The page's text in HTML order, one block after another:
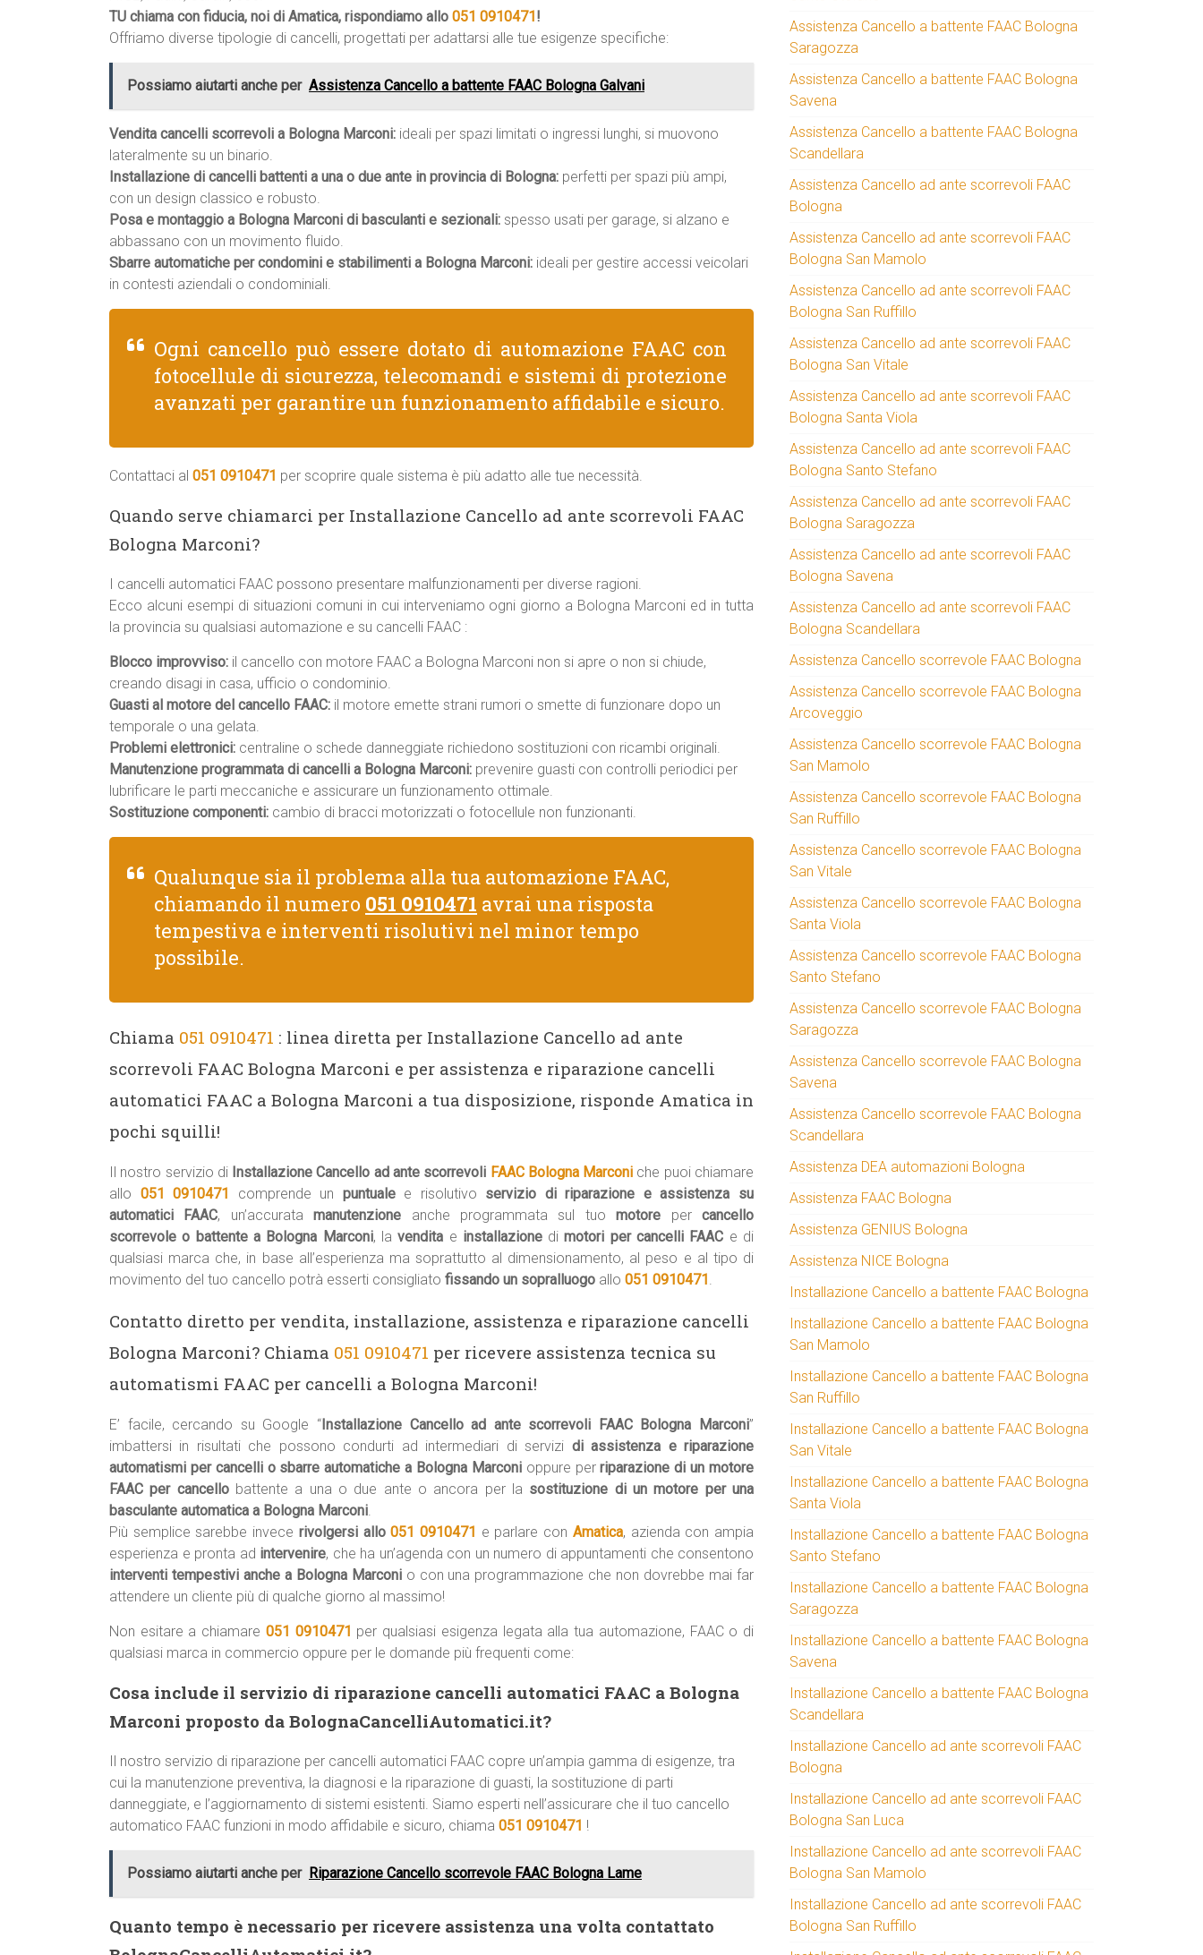
TU chiama con fiducia, noi di Amatica, rispondiamo allo 051 0910471!
Offriamo diverse tipologie di cancelli, progettati per adattarsi alle tue esigenze specifiche:
Possiamo aiutarti anche per Assistenza Cancello a battente FAAC Bologna Galvani
Vendita cancelli scorrevoli a Bologna Marconi: ideali per spazi limitati o ingressi lunghi, si muovono
lateralmente su un binario.
Installazione di cancelli battenti a una o due ante in provincia di Bologna: perfetti per spazi più ampi,
con un design classico e robusto.
Posa e montaggio a Bologna Marconi di basculanti e sezionali: spesso usati per garage, si alzano e
abbassano con un movimento fluido.
Sbarre automatiche per condomini e stabilimenti a Bologna Marconi: ideali per gestire accessi veicolari
in contesti aziendali o condominiali.
Ogni cancello può essere dotato di automazione FAAC con
fotocellule di sicurezza, telecomandi e sistemi di protezione
avanzati per garantire un funzionamento affidabile e sicuro.
Contattaci al 051 0910471 per scoprire quale sistema è più adatto alle tue necessità.
Quando serve chiamarci per Installazione Cancello ad ante scorrevoli FAAC
Bologna Marconi?
I cancelli automatici FAAC possono presentare malfunzionamenti per diverse ragioni.
Ecco alcuni esempi di situazioni comuni in cui interveniamo ogni giorno a Bologna Marconi ed in tutta
la provincia su qualsiasi automazione e su cancelli FAAC :
Blocco improvviso: il cancello con motore FAAC a Bologna Marconi non si apre o non si chiude,
creando disagi in casa, ufficio o condominio.
Guasti al motore del cancello FAAC: il motore emette strani rumori o smette di funzionare dopo un
temporale o una gelata.
Problemi elettronici: centraline o schede danneggiate richiedono sostituzioni con ricambi originali.
Manutenzione programmata di cancelli a Bologna Marconi: prevenire guasti con controlli periodici per
lubrificare le parti meccaniche e assicurare un funzionamento ottimale.
Sostituzione componenti: cambio di bracci motorizzati o fotocellule non funzionanti.
Qualunque sia il problema alla tua automazione FAAC,
chiamando il numero 051 0910471 avrai una risposta
tempestiva e interventi risolutivi nel minor tempo
possibile.
Chiama 051 0910471 : linea diretta per Installazione Cancello ad ante
scorrevoli FAAC Bologna Marconi e per assistenza e riparazione cancelli
automatici FAAC a Bologna Marconi a tua disposizione, risponde Amatica in
pochi squilli!
Il nostro servizio di Installazione Cancello ad ante scorrevoli FAAC Bologna Marconi che puoi chiamare
allo 051 0910471 comprende un puntualee risolutivo servizio di riparazione e assistenza su
automatici FAAC, un’accuratamanutenzione anche programmata sul tuomotore percancello
scorrevole o battente a Bologna Marconi, lavendita e installazionedimotori per cancelli FAAC e di
qualsiasi marca che, in base all’esperienza ma soprattutto al dimensionamento, al peso e al tipo di
movimento del tuo cancello potrà esserti consigliato fissando un sopralluogo allo 051 0910471.
Contatto diretto per vendita, installazione, assistenza e riparazione cancelli
Bologna Marconi? Chiama 051 0910471 per ricevere assistenza tecnica su
automatismi FAAC per cancelli a Bologna Marconi!
E’ facile, cercando su Google “Installazione Cancello ad ante scorrevoli FAAC Bologna Marconi”
imbattersi in risultati che possono condurti ad intermediari di servizi di assistenza e riparazione
automatismi per cancelli o sbarre automatiche a Bologna Marconi oppure perriparazione di un motore
FAAC per cancellobattente a una o due ante o ancora per la sostituzione di un motore per una
basculante automatica a Bologna Marconi.
Più semplice sarebbe invece rivolgersi allo051 0910471 e parlare con Amatica, azienda con ampia
esperienza e pronta ad intervenire, che ha un’agenda con un numero di appuntamenti che consentono
interventi tempestivi anche a Bologna Marconi o con una programmazione che non dovrebbe mai far
attendere un cliente più di qualche giorno al massimo!
Non esitare a chiamare 051 0910471 per qualsiasi esigenza legata alla tua automazione, FAAC o di
qualsiasi marca in commercio oppure per le domande più frequenti come:
Cosa include il servizio di riparazione cancelli automatici FAAC a Bologna
Marconi proposto da BolognaCancelliAutomatici.it?
Il nostro servizio di riparazione per cancelli automatici FAAC copre un’ampia gamma di esigenze, tra
cui la manutenzione preventiva, la diagnosi e la riparazione di guasti, la sostituzione di parti
danneggiate, e l’aggiornamento di sistemi esistenti. Siamo esperti nell’assicurare che il tuo cancello
automatico FAAC funzioni in modo affidabile e sicuro, chiama 051 0910471 !
Possiamo aiutarti anche per Riparazione Cancello scorrevole FAAC Bologna Lame
Quanto tempo è necessario per ricevere assistenza una volta contattato
Assistenza Cancello a battente FAAC Bologna
Saragozza
Assistenza Cancello a battente FAAC Bologna
Savena
Assistenza Cancello a battente FAAC Bologna
Scandellara
Assistenza Cancello ad ante scorrevoli FAAC
Bologna
Assistenza Cancello ad ante scorrevoli FAAC
Bologna San Mamolo
Assistenza Cancello ad ante scorrevoli FAAC
Bologna San Ruffillo
Assistenza Cancello ad ante scorrevoli FAAC
Bologna San Vitale
Assistenza Cancello ad ante scorrevoli FAAC
Bologna Santa Viola
Assistenza Cancello ad ante scorrevoli FAAC
Bologna Santo Stefano
Assistenza Cancello ad ante scorrevoli FAAC
Bologna Saragozza
Assistenza Cancello ad ante scorrevoli FAAC
Bologna Savena
Assistenza Cancello ad ante scorrevoli FAAC
Bologna Scandellara
Assistenza Cancello scorrevole FAAC Bologna
Assistenza Cancello scorrevole FAAC Bologna
Arcoveggio
Assistenza Cancello scorrevole FAAC Bologna
San Mamolo
Assistenza Cancello scorrevole FAAC Bologna
San Ruffillo
Assistenza Cancello scorrevole FAAC Bologna
San Vitale
Assistenza Cancello scorrevole FAAC Bologna
Santa Viola
Assistenza Cancello scorrevole FAAC Bologna
Santo Stefano
Assistenza Cancello scorrevole FAAC Bologna
Saragozza
Assistenza Cancello scorrevole FAAC Bologna
Savena
Assistenza Cancello scorrevole FAAC Bologna
Scandellara
Assistenza DEA automazioni Bologna
Assistenza FAAC Bologna
Assistenza GENIUS Bologna
Assistenza NICE Bologna
Installazione Cancello a battente FAAC Bologna
Installazione Cancello a battente FAAC Bologna
San Mamolo
Installazione Cancello a battente FAAC Bologna
San Ruffillo
Installazione Cancello a battente FAAC Bologna
San Vitale
Installazione Cancello a battente FAAC Bologna
Santa Viola
Installazione Cancello a battente FAAC Bologna
Santo Stefano
Installazione Cancello a battente FAAC Bologna
Saragozza
Installazione Cancello a battente FAAC Bologna
Savena
Installazione Cancello a battente FAAC Bologna
Scandellara
Installazione Cancello ad ante scorrevoli FAAC
Bologna
Installazione Cancello ad ante scorrevoli FAAC
Bologna San Luca
Installazione Cancello ad ante scorrevoli FAAC
Bologna San Mamolo
Installazione Cancello ad ante scorrevoli FAAC
Bologna San Ruffillo